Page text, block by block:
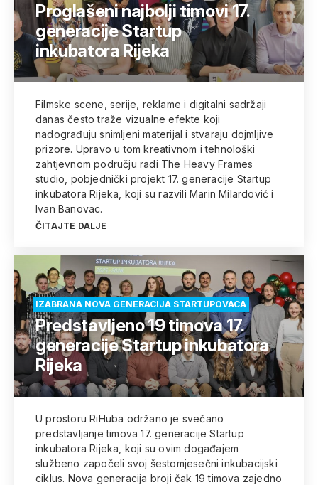
Proglašeni najbolji timovi 17.
generacije Startup
inkubatora Rijeka
Filmske scene, serije, reklame i digitalni sadržaji
danas često traže vizualne efekte koji
nadograđuju snimljeni materijal i stvaraju dojmljive
prizore. Upravo u tom kreativnom i tehnološki
zahtjevnom području radi The Heavy Frames
studio, pobjednički projekt 17. generacije Startup
inkubatora Rijeka, koji su razvili Marin Milardović i
Ivan Banovac.
ČITAJTE DALJE
IZABRANA NOVA GENERACIJA STARTUPOVACA
Predstavljeno 19 timova 17.
generacije Startup inkubatora
Rijeka
U prostoru RiHuba održano je svečano
predstavljanje timova 17. generacije Startup
inkubatora Rijeka, koji su ovim događajem
službeno započeli svoj šestomjesečni inkubacijski
ciklus. Nova generacija broji čak 19 timova zajedno